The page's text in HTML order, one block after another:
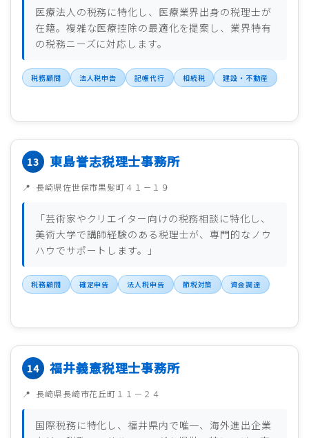
医療法人の税務に特化し、医療業界出身の税理士が
在籍。複雑な医療控除の最適化を提案し、業界特有
の税務ニーズに対応します。
税務顧問 法人税申告 記帳代行 相続税 建設・不動産
東島誉志税理士事務所
長崎県佐世保市黒髪町４１－１９
「芸術家やクリエイター向けの税務相談に特化し、
美術大学で講師経験のある税理士が、専門的なノウ
ハウでサポートします。」
税務顧問 確定申告 法人税申告 節税対策 資金調達
福井義憲税理士事務所
長崎県長崎市花丘町１１－２４
国際税務に特化し、福井県内で唯一、海外進出企業